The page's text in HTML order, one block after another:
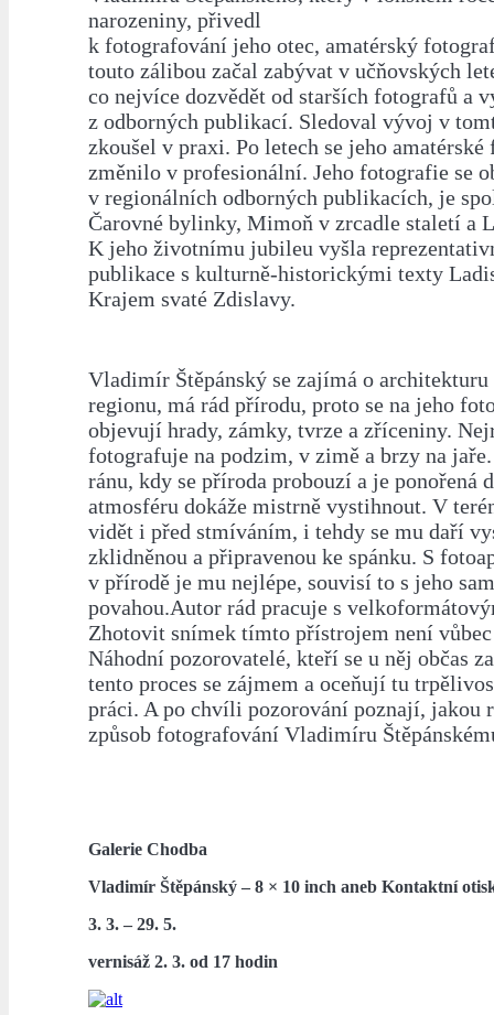
narozeniny, přivedl
k fotografování jeho otec, amatérský
touto zálibou začal zabývat v učňovských
co nejvíce dozvědět od starších fotografů a
z odborných publikací. Sledoval vývoj v
zkoušel v praxi. Po letech se jeho
změnilo v profesionální. Jeho fotografie se
v regionálních odborných publikacích, je
Čarovné bylinky, Mimoň v zrcadle staletí a
K jeho životnímu jubileu vyšla
publikace s kulturně-historickými texty
Krajem svaté Zdislavy.
Vladimír Štěpánský se zajímá o
regionu, má rád přírodu, proto se na jeho
objevují hrady, zámky, tvrze a zříceniny.
fotografuje na podzim, v zimě a brzy na
ránu, kdy se příroda probouzí a je ponořená
atmosféru dokáže mistrně vystihnout. V
vidět i před stmíváním, i tehdy se mu daří
zklidněnou a připravenou ke spánku. S
v přírodě je mu nejlépe, souvisí to s jeho
povahou.Autor rád pracuje s
Zhotovit snímek tímto přístrojem není vůbec
Náhodní pozorovatelé, kteří se u něj občas
tento proces se zájmem a oceňují tu
práci. A po chvíli pozorování poznají, jakou
způsob fotografování Vladimíru
Galerie Chodba
Vladimír Štěpánský – 8 × 10 inch aneb Kontaktní
3. 3. – 29. 5.
vernisáž 2. 3. od 17 hodin